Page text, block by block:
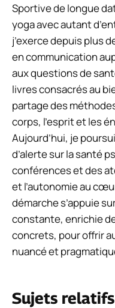
Sportive de longue
yoga avec autant
j’exerce depuis plus
en communication
aux questions de
livres consacrés au
partage des
corps, l’esprit et les
Aujourd’hui, je
d’alerte sur la santé
conférences et des
et l’autonomie au
démarche s’appuie
constante, enrichie
concrets, pour offrir
nuancé et
Sujets